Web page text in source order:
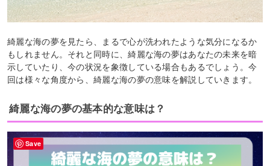
綺麗な海の夢を見たら、まるで心が洗われたような気分になるか
もしれません。それと同時に、綺麗な海の夢はあなたの未来を暗
示していたり、今の状況を象徴している場合もあるでしょう。今
回は様々な角度から、綺麗な海の夢の意味を解説していきます。
綺麗な海の夢の基本的な意味は？
Save